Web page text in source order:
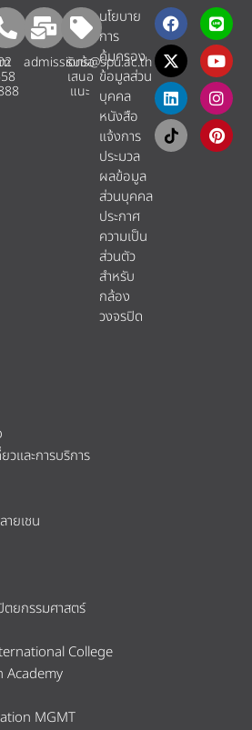
วและการบริการ
ยเชน
ยกรรมศาสตร์
College
Academy
MGMT
admissions@spu.ac.th
รับข้อ
เสนอ
แนะ​
นโยบาย
การ
คุ้มครอง
ข้อมูลส่วน
บุคคล
หนังสือ
แจ้งการ
ประมวล
ผลข้อมูล
ส่วนบุคคล
ประกาศ
ความเป็น
ส่วนตัว
สำหรับ
กล้อง
วงจรปิด